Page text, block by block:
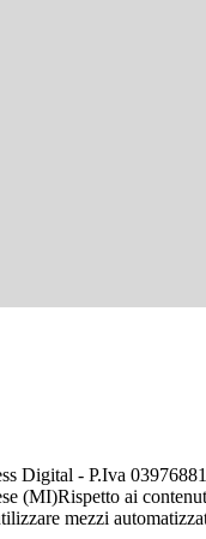
Digital - P.Iva
(MI)Rispetto ai
mezzi